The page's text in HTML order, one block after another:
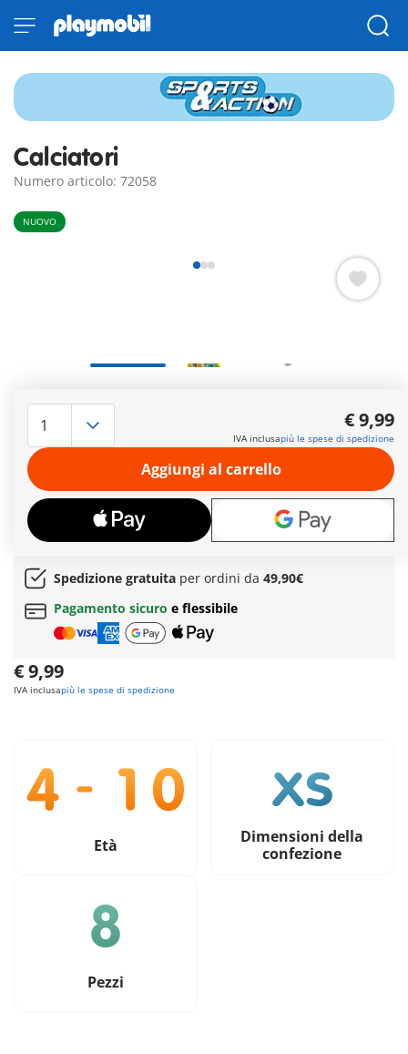
Calciatori
Numero articolo: 72058
NUOVO
alla squadra. Che si tratti di allenamento o di una partita nel
Campo da Calcio PLAYMOBIL (72056), anche questi personaggi
possono calciare davvero la palla. Basta tirare indietro la
gamba, rilasciare e segnare! Si possono eseguire passaggi
precisi e tiri in porta spettacolari. Con il foglio di adesivi
incluso, i bambini possono personalizzare le divise dei
giocatori aggiungendo numeri sia sulla maglia che sui
pantaloncini.
Ulteriori informazioni
Spedizione gratuita per ordini da 49,90€
Pagamento sicuro e flessibile
€ 9,99
IVA inclusapiù le spese di spedizione
€ 9,99
IVA inclusapiù le spese di spedizione
Aggiungi al carrello
Età
Dimensioni della
confezione
Pezzi